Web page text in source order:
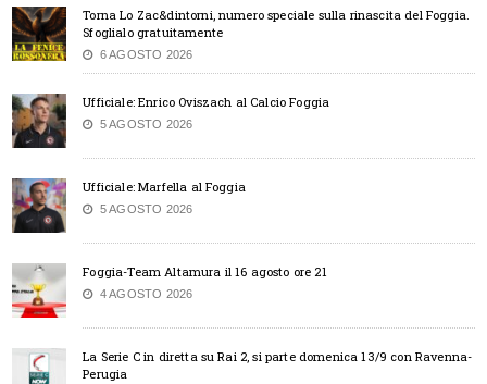
Torna Lo Zac&dintorni, numero speciale sulla rinascita del Foggia.
Sfoglialo gratuitamente
6 AGOSTO 2026
Ufficiale: Enrico Oviszach al Calcio Foggia
5 AGOSTO 2026
Ufficiale: Marfella al Foggia
5 AGOSTO 2026
Foggia-Team Altamura il 16 agosto ore 21
4 AGOSTO 2026
La Serie C in diretta su Rai 2, si parte domenica 13/9 con Ravenna-
Perugia